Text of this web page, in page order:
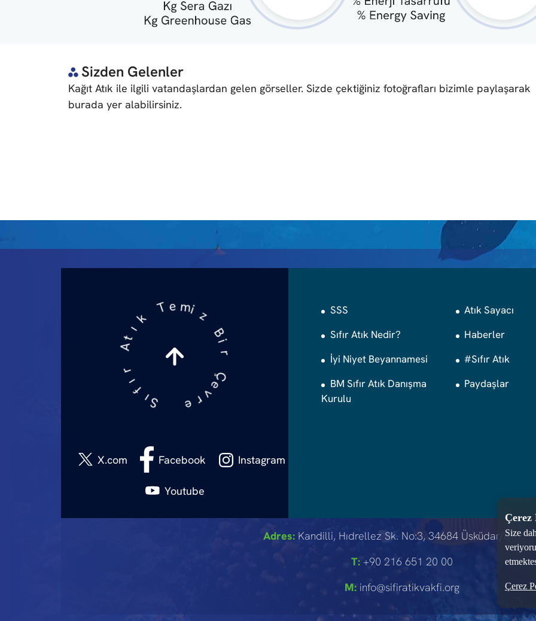
Sizden Gelenler
Kağıt Atık ile ilgili vatandaşlardan gelen görseller. Sizde çektiğiniz fotoğrafları bizimle paylaşarak
burada yer alabilirsiniz.
S
ı
r
A
t
k
T
e m
i z Bi
Ç
e
r
e
X.com Facebook Instagram
Youtube
SSS
Sıfır Atık Nedir?
İyi Niyet Beyannamesi
BM Sıfır Atık Danışma
Kurulu
Atık Sayacı
Haberler
#Sıfır Atık
Paydaşlar
Adres: Kandilli, Hıdrellez Sk. No:3, 34684 Üsküdar/
T: +90 216 651 20 00
M: info@sifiratikvakfi.org
Çerez
Size
Çerez